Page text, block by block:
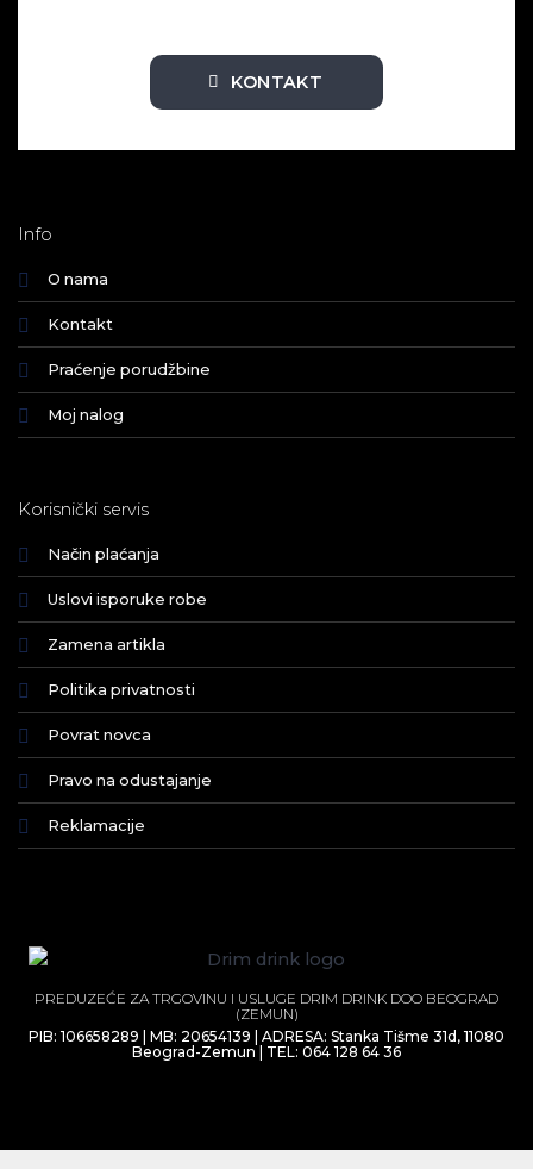
KONTAKT
Info
O nama
Kontakt
Praćenje porudžbine
Moj nalog
Korisnički servis
Način plaćanja
Uslovi isporuke robe
Zamena artikla
Politika privatnosti
Povrat novca
Pravo na odustajanje
Reklamacije
PREDUZEĆE ZA TRGOVINU I USLUGE DRIM DRINK DOO BEOGRAD
(ZEMUN)
PIB: 106658289 | MB: 20654139 | ADRESA: Stanka Tišme 31d, 11080
Beograd-Zemun | TEL: 064 128 64 36